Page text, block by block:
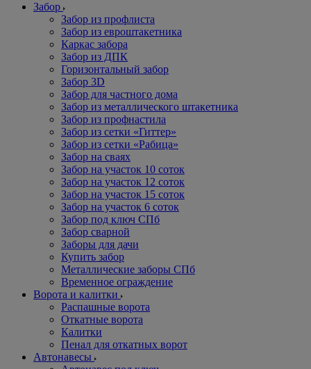
Забор
Забор из профлиста
Забор из евроштакетника
Каркас забора
Забор из ДПК
Горизонтальный забор
Забор 3D
Забор для частного дома
Забор из металлического штакетника
Забор из профнастила
Забор из сетки «Гиттер»
Забор из сетки «Рабица»
Забор на сваях
Забор на участок 10 соток
Забор на участок 12 соток
Забор на участок 15 соток
Забор на участок 6 соток
Забор под ключ СПб
Забор сварной
Заборы для дачи
Купить забор
Металлические заборы СПб
Временное ограждение
Ворота и калитки
Распашные ворота
Откатные ворота
Калитки
Пенал для откатных ворот
Автонавесы